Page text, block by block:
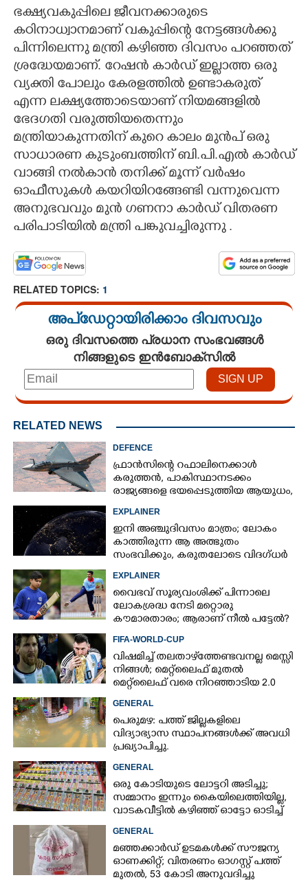
ഭക്ഷ്യവകുപ്പിലെ ജീവനക്കാരുടെ
കഠിനാധ്വാനമാണ് വകുപ്പിന്റെ നേട്ടങ്ങൾക്കു
പിന്നിലെന്നു മന്ത്രി കഴിഞ്ഞ ദിവസം പറഞ്ഞത്
ശ്രദ്ധേയമാണ്. റേഷൻ കാർഡ് ഇല്ലാത്ത ഒരു
വ്യക്തി പോലും കേരളത്തിൽ ഉണ്ടാകരുത്
എന്ന ലക്ഷ്യത്തോടെയാണ് നിയമങ്ങളിൽ
ഭേദഗതി വരുത്തിയതെന്നും
മന്ത്രിയാകുന്നതിന് കുറെ കാലം മുൻപ് ഒരു
സാധാരണ കുടുംബത്തിന് ബി.പി.എൽ കാർഡ്
വാങ്ങി നൽകാൻ തനിക്ക് മൂന്ന് വർഷം
ഓഫീസുകൾ കയറിയിറങ്ങേണ്ടി വന്നുവെന്ന
അനുഭവവും മുൻ ഗണനാ കാർഡ് വിതരണ
പരിപാടിയിൽ മന്ത്രി പങ്കുവച്ചിരുന്നു .
RELATED TOPICS: 1
അപ്ഡേറ്റായിരിക്കാം ദിവസവും
ഒരു ദിവസത്തെ പ്രധാന സംഭവങ്ങൾ
നിങ്ങളുടെ ഇൻബോക്സിൽ
RELATED NEWS
DEFENCE
ഫ്രാൻസിന്റെ റഫാലിനെക്കാൾ
കരുത്തൻ,​ പാകിസ്ഥാനടക്കം
രാജ്യങ്ങളെ ഭയപ്പെടുത്തിയ ആയുധം,​
EXPLAINER
ഇനി അഞ്ചുദിവസം മാത്രം; ലോകം
കാത്തിരുന്ന ആ അത്ഭുതം
സംഭവിക്കും, കരുതലോടെ വിദഗ്ധർ
EXPLAINER
വൈഭവ് സൂര്യവംശിക്ക് പിന്നാലെ
ലോകശ്രദ്ധ നേടി മറ്റൊരു
കൗമാരതാരം; ആരാണ് നീൽ പട്ടേൽ?
FIFA-WORLD-CUP
വിഷമിച്ച് തലതാഴ്‌ത്തേണ്ടവനല്ല മെസ്സി
നിങ്ങള്‍; മെറ്റ്‌ലൈഫ് മുതല്‍
മെറ്റ്‌ലൈഫ് വരെ നിറഞ്ഞാടിയ 2.0
GENERAL
പെരുമഴ: പത്ത് ജില്ലകളിലെ
വിദ്യാഭ്യാസ സ്ഥാപനങ്ങൾക്ക് അവധി
പ്രഖ്യാപിച്ചു.
GENERAL
ഒരു കോടിയുടെ ലോട്ടറി അടിച്ചു;
സമ്മാനം ഇന്നും കൈയിലെത്തിയില്ല,
വാടകവീട്ടിൽ കഴിഞ്ഞ് ഓട്ടോ ഓടിച്ച്
GENERAL
മഞ്ഞക്കാർഡ് ഉടമകൾക്ക് സൗജന്യ
ഓണക്കിറ്റ്; വിതരണം ഓഗസ്റ്റ് പത്ത്
മുതൽ, 53 കോടി അനുവദിച്ചു